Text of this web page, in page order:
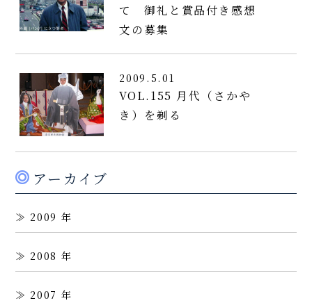
て 御礼と賞品付き感想
文の募集
2009.5.01
VOL.155 月代（さかや
き）を剃る
アーカイブ
2009
2008
2007